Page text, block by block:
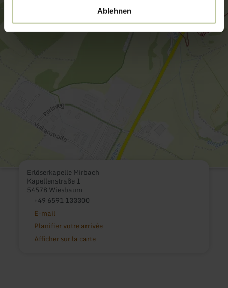
Ablehnen
Erlöserkapelle Mirbach
Kapellenstraße 1
54578 Wiesbaum
+49 6591 133300
E-mail
Planifier votre arrivée
Afficher sur la carte